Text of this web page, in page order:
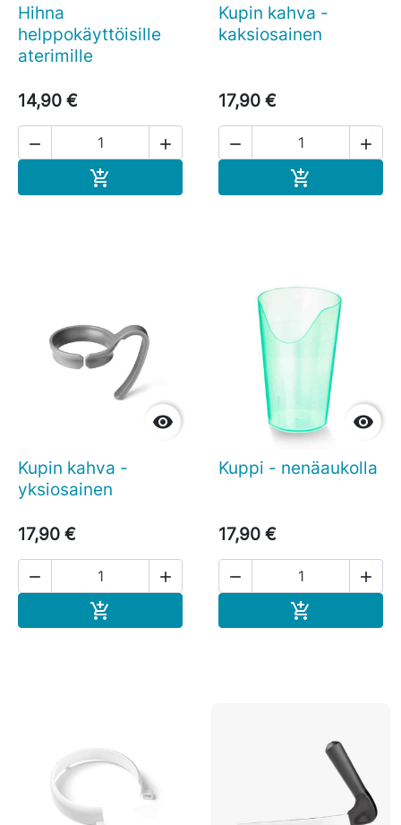
Hihna
helppokäyttöisille
aterimille
14,90 €
 

Kupin kahva -
kaksiosainen
17,90 €
 


Kupin kahva -
yksiosainen
17,90 €
 


Kuppi - nenäaukolla
17,90 €
 
